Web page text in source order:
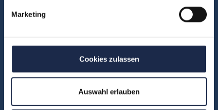
Marketing
Cookies zulassen
Auswahl erlauben
Social & Community
Konferenzen